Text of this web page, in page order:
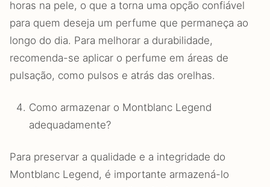
horas na pele, o que a torna uma opção confiável
para quem deseja um perfume que permaneça ao
longo do dia. Para melhorar a durabilidade,
recomenda-se aplicar o perfume em áreas de
pulsação, como pulsos e atrás das orelhas.
Como armazenar o Montblanc Legend
adequadamente?
Para preservar a qualidade e a integridade do
Montblanc Legend, é importante armazená-lo